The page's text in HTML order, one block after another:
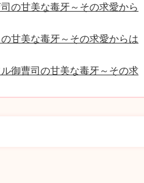
の甘美な毒牙～その求愛から
甘美な毒牙～その求愛からは
御曹司の甘美な毒牙～その求